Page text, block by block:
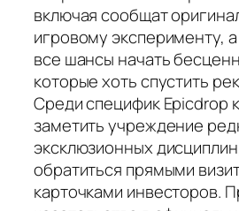
включая сообщат
игровому эксперименту,
все шансы начать
которые хоть спустить
Среди специфик Epicdrop
заметить учреждение
эксклюзионных
обратиться прямыми
карточками инвесторов.